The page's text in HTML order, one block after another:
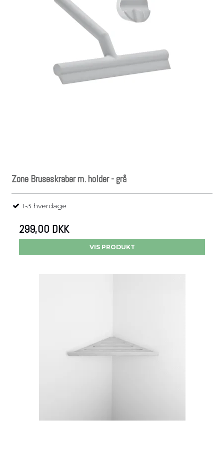
Zone Bruseskraber m. holder - grå
1-3 hverdage
299,00 DKK
VIS PRODUKT